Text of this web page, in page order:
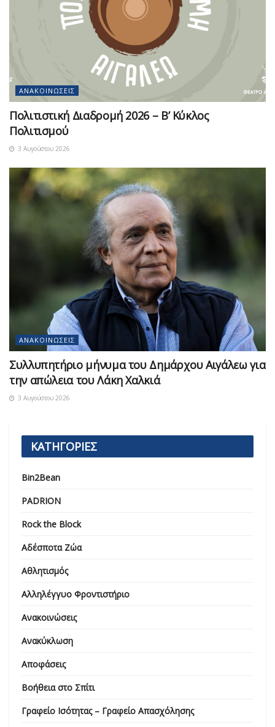
ΑΝΑΚΟΙΝΏΣΕΙΣ
Πολιτιστική Διαδρομή 2026 – Β’ Κύκλος
Πολιτισμού
3 Αυγούστου 2026
ΑΝΑΚΟΙΝΏΣΕΙΣ
Συλλυπητήριο μήνυμα του Δημάρχου Αιγάλεω για
την απώλεια του Λάκη Χαλκιά
3 Αυγούστου 2026
ΚΑΤΗΓΟΡΙΕΣ
Bin2Bean
PADRION
Rock the Block
Αδέσποτα Ζώα
Αθλητισμός
Αλληλέγγυο Φροντιστήριο
Ανακοινώσεις
Ανακύκλωση
Αποφάσεις
Βοήθεια στο Σπίτι
Γραφείο Ισότητας – Γραφείο Απασχόλησης